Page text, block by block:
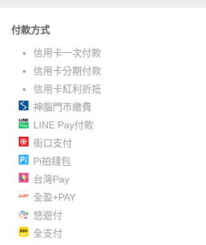
付款方式
信用卡一次付款
信用卡分期付款
信用卡紅利折抵
神腦門市繳費
LINE Pay付款
街口支付
Pi拍錢包
台灣Pay
全盈+PAY
悠遊付
全支付